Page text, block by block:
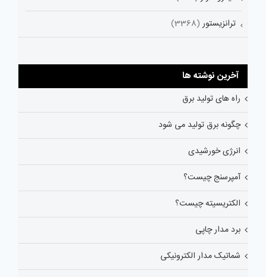
ترانزیستور (3368)
آخرین نوشته ها
راه های تولید برق
چگونه برق تولید می شود
انرژی خورشیدی
آمپرسنج چیست؟
الکتریسیته چیست؟
برد مدار چاپی
شماتیک مدار الکترونیکی